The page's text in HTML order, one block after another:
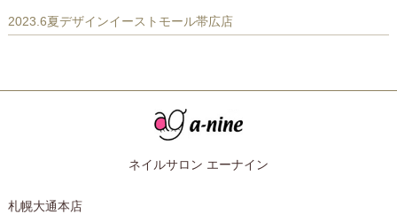
2023.6夏デザインイーストモール帯広店
ネイルサロン エーナイン
札幌大通本店